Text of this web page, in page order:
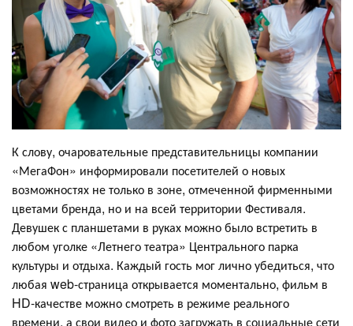
К слову, очаровательные представительницы компании
«МегаФон» информировали посетителей о новых
возможностях не только в зоне, отмеченной фирменными
цветами бренда, но и на всей территории Фестиваля.
Девушек с планшетами в руках можно было встретить в
любом уголке «Летнего театра» Центрального парка
культуры и отдыха. Каждый гость мог лично убедиться, что
любая web-страница открывается моментально, фильм в
HD-качестве можно смотреть в режиме реального
времени, а свои видео и фото загружать в социальные сети